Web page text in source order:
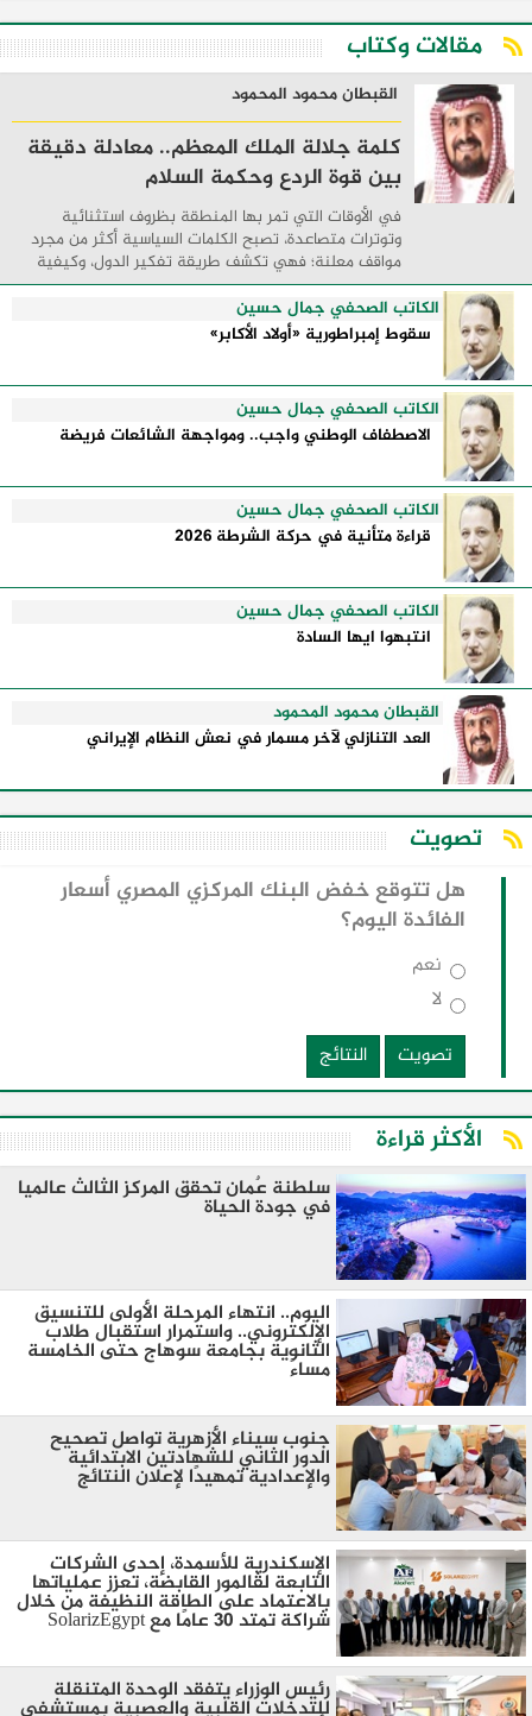
مقالات وكتاب
القبطان محمود المحمود
كلمة جلالة الملك المعظم.. معادلة دقيقة
بين قوة الردع وحكمة السلام
في الأوقات التي تمر بها المنطقة بظروف استثنائية
وتوترات متصاعدة، تصبح الكلمات السياسية أكثر من مجرد
مواقف معلنة؛ فهي تكشف طريقة تفكير الدول، وكيفية
إدارتها للأزمات، والحدود التي تفصل بين القوة ...
الكاتب الصحفي جمال حسين
سقوط إمبراطورية «أولاد الأكابر»
الكاتب الصحفي جمال حسين
الاصطفاف الوطني واجب.. ومواجهة الشائعات فريضة
الكاتب الصحفي جمال حسين
قراءة متأنية في حركة الشرطة 2026
الكاتب الصحفي جمال حسين
انتبهوا ايها السادة
القبطان محمود المحمود
العد التنازلي لآخر مسمار في نعش النظام الإيراني
تصويت
هل تتوقع خفض البنك المركزي المصري أسعار
الفائدة اليوم؟
نعم
لا
تصويت
النتائج
الأكثر قراءة
سلطنة عٌمان تحقق المركز الثالث عالميا
في جودة الحياة
اليوم.. انتهاء المرحلة الأولى للتنسيق
الإلكتروني.. واستمرار استقبال طلاب
الثانوية بجامعة سوهاج حتى الخامسة
مساءً
جنوب سيناء الأزهرية تواصل تصحيح
الدور الثاني للشهادتين الابتدائية
والإعدادية تمهيدًا لإعلان النتائج
الإسكندرية للأسمدة، إحدى الشركات
التابعة لڤالمور القابضة، تعزز عملياتها
بالاعتماد على الطاقة النظيفة من خلال
شراكة تمتد 30 عامًا مع SolarizEgypt
رئيس الوزراء يتفقد الوحدة المتنقلة
للتدخلات القلبية والعصبية بمستشفى